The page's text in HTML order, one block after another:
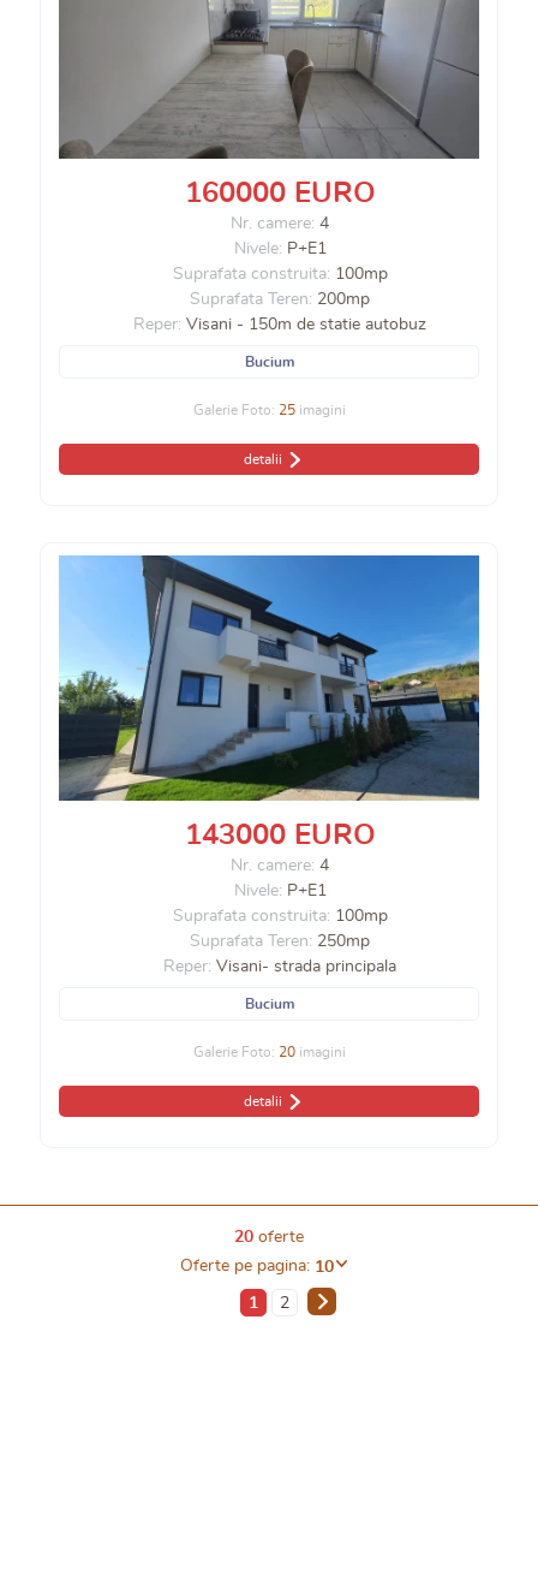
160000 EURO
Nr. camere: 4
Nivele: P+E1
Suprafata construita: 100mp
Suprafata Teren: 200mp
Reper: Visani - 150m de statie autobuz
Bucium
Galerie Foto: 25imagini
detalii
143000 EURO
Nr. camere: 4
Nivele: P+E1
Suprafata construita: 100mp
Suprafata Teren: 250mp
Reper: Visani- strada principala
Bucium
Galerie Foto: 20imagini
detalii
20 oferte
Oferte pe pagina: 10
1 2